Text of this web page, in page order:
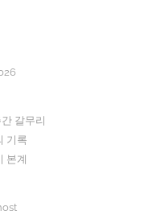
갈무리
기록
본계